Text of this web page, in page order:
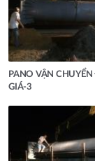
PANO VẬN CHUYỂN
GIÁ-3